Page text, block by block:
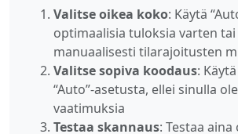
Valitse oikea koko: Käytä
optimaalisia tuloksia varten
manuaalisesti tilarajoitusten
Valitse sopiva koodaus: Käytä
“Auto”‑asetusta, ellei sinulla
vaatimuksia
Testaa skannaus: Testaa aina